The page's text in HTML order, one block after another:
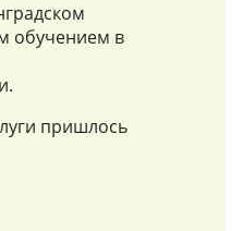
обучением в
пришлось